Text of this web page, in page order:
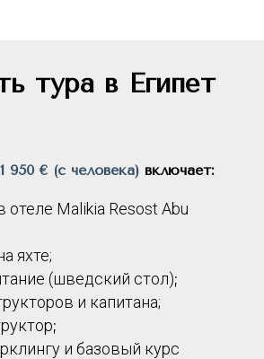
тура в Египет
1 950 € (с человека) включает:
Malikia Resost Abu
яхте;
(шведский стол);
и капитана;
;
и базовый курс